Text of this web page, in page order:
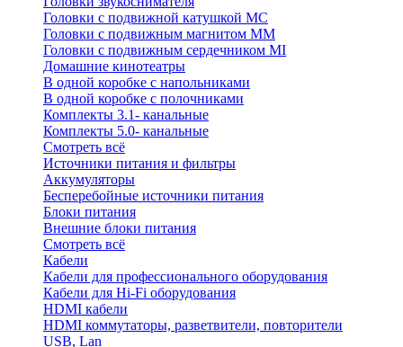
Головки с подвижной катушкой MC
Головки с подвижным магнитом ММ
Головки с подвижным сердечником MI
Домашние кинотеатры
В одной коробке с напольниками
В одной коробке с полочниками
Комплекты 3.1- канальные
Комплекты 5.0- канальные
Смотреть всё
Источники питания и фильтры
Аккумуляторы
Бесперебойные источники питания
Блоки питания
Внешние блоки питания
Смотреть всё
Кабели
Кабели для профессионального оборудования
Кабели для Hi-Fi оборудования
HDMI кабели
HDMI коммутаторы, разветвители, повторители
USB, Lan